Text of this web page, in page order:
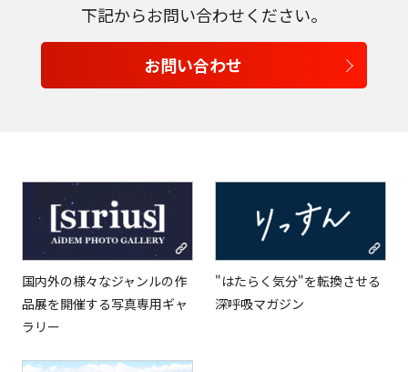
下記からお問い合わせください。
お問い合わせ
国内外の様々なジャンルの作
品展を開催する写真専用ギャ
ラリー
"はたらく気分"を転換させる
深呼吸マガジン